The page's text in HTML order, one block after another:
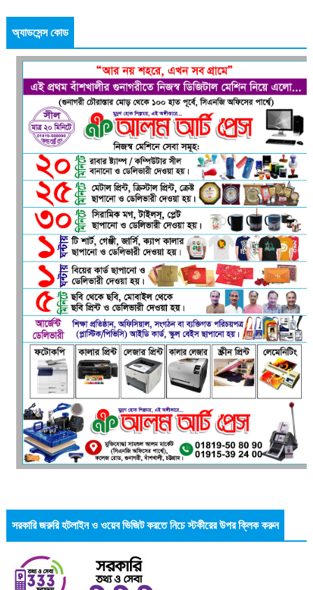
অ্যাডসেন্স কোড
সরকারি জরুরি হটলাইন ও ওয়েব ভিজিট করতে নিচে স্টকীরের উপর ক্লিক করুন